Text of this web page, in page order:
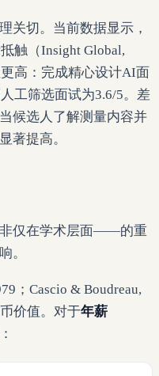
关切。当前数据显示，
触（Insight Global,
高：完成精心设计AI面
工筛选面试为3.6/5。差
当候选人了解测量内容并
著提高。
仅在学术层面——的重
。
；Cascio & Boudreau,
价值。对于年薪